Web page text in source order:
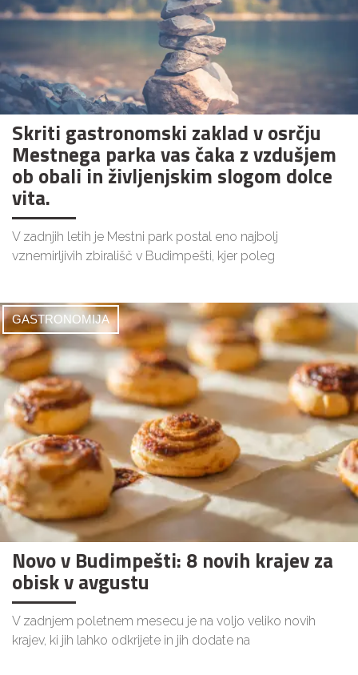
Skriti gastronomski zaklad v osrčju
Mestnega parka vas čaka z vzdušjem
ob obali in življenjskim slogom dolce
vita.
V zadnjih letih je Mestni park postal eno najbolj
vznemirljivih zbirališč v Budimpešti, kjer poleg
GASTRONOMIJA
Novo v Budimpešti: 8 novih krajev za
obisk v avgustu
V zadnjem poletnem mesecu je na voljo veliko novih
krajev, ki jih lahko odkrijete in jih dodate na